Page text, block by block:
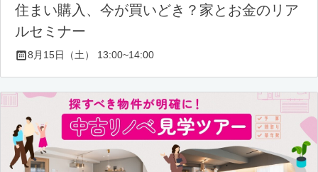
住まい購入、今が買いどき？家とお金のリア
ルセミナー
8月15日（土） 13:00~14:00